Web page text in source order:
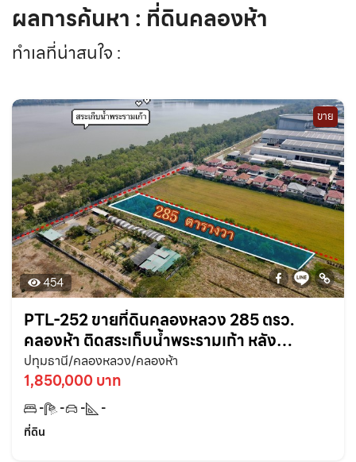
ผลการค้นหา : ที่ดินคลองห้า
ทำเลที่น่าสนใจ :
ขาย
454
PTL-252 ขายที่ดินคลองหลวง 285 ตรว.
คลองห้า ติดสระเก็บน้ำพระรามเก้า หลัง
มหาวิทยาลัยมงคลธัญบุรี จ.ปทุมธานี
ปทุมธานี/คลองหลวง/คลองห้า
1,850,000 บาท
- - -
-
ที่ดิน